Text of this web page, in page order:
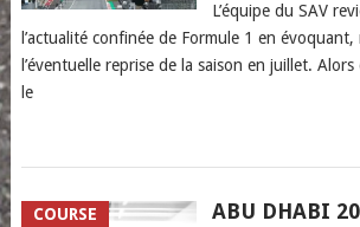
L’équipe du SAV
l’actualité confinée de Formule 1 en
l’éventuelle reprise de la saison en juillet.
le
COURSE
ABU DHABI